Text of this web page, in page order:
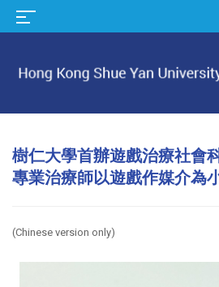
樹仁大學首辦遊戲治療社會
專業治療師以遊戲作媒介為
(Chinese version only)